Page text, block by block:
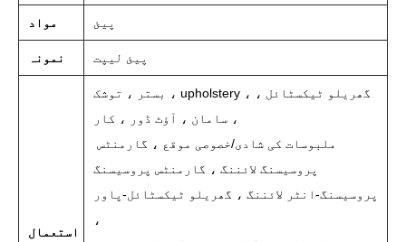
مواد پیئ
نمونہ پیئ لیپت
استعمال
بستر ، توشک ، upholstery ، گھریلو ٹیکسٹائل ،
سامان ، آؤٹ ڈور ، کار ،
پروسیسنگ لائننگ ، گارمنٹس پروسیسنگ
پروسیسنگ-انٹر لائننگ ، گھریلو ٹیکسٹائل-پاور
،